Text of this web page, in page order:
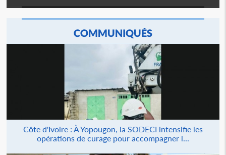
COMMUNIQUÉS
Côte d'Ivoire : À Yopougon, la SODECI intensifie les
opérations de curage pour accompagner l...